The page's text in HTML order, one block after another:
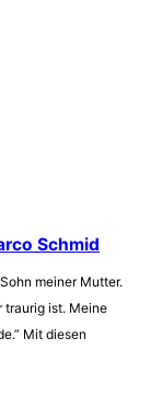
Schmid
meiner Mutter.
traurig ist. Meine
Mit diesen